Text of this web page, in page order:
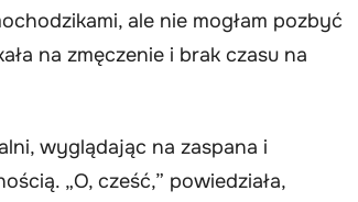
ale nie mogłam pozbyć
na zmęczenie i brak czasu na
wyglądając na zaspana i
„O, cześć,” powiedziała,